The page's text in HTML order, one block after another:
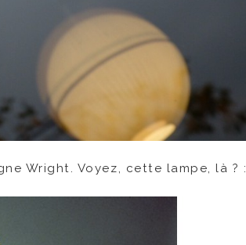
Wright. Voyez, cette lampe, là ? :